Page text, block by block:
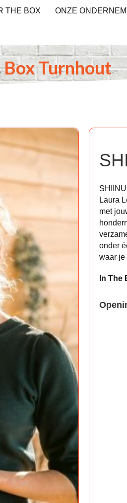
THE BOX ONZE
Turnhout
Laura
met
onder
waar je
In The